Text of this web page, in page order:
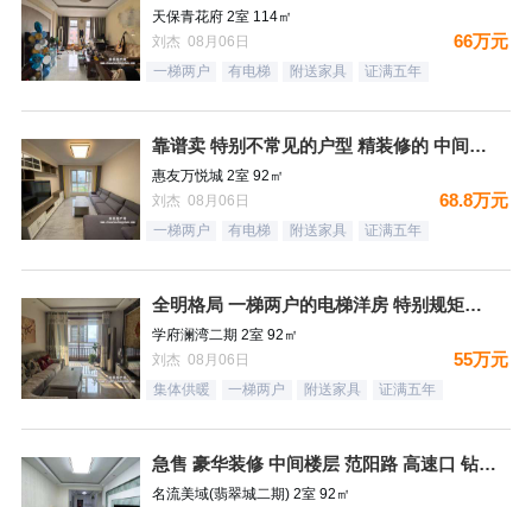
天保青花府 2室 114㎡
刘杰 08月06日
66万元
一梯两户 有电梯 附送家具 证满五年
靠谱卖 特别不常见的户型 精装修的 中间楼层 卫生间带窗户
惠友万悦城 2室 92㎡
刘杰 08月06日
68.8万元
一梯两户 有电梯 附送家具 证满五年
全明格局 一梯两户的电梯洋房 特别规矩的一个小区 集中供暖
学府澜湾二期 2室 92㎡
刘杰 08月06日
55万元
集体供暖 一梯两户 附送家具 证满五年
急售 豪华装修 中间楼层 范阳路 高速口 钻石广场
名流美域(翡翠城二期) 2室 92㎡